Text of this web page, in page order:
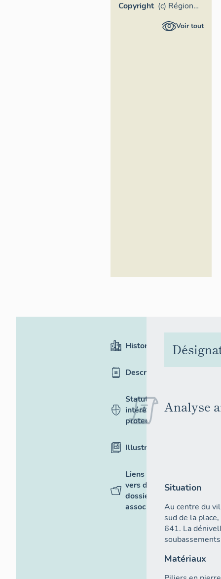
Copyright (c) Région
Provence-Voir tout
Historique
Description
Statut,
intérêt et
protection
Illustrations
Liens
vers des
dossiers
associés
Analyse
Situation
Au centre du
sud de la
641. La
Matériaux